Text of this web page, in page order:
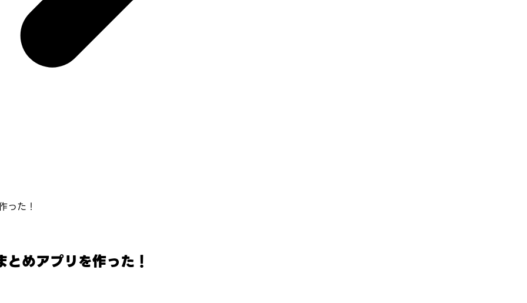
った！
めアプリを作った！